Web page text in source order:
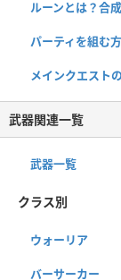
ルーンとは？合
パーティを組む
メインクエスト
武器関連一覧
武器一覧
クラス別
ウォーリア
バーサーカー